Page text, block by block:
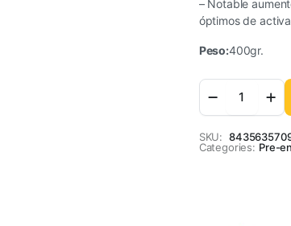
– Notable
óptimos de
Peso:400gr.
SKU:
Categories: Pre-